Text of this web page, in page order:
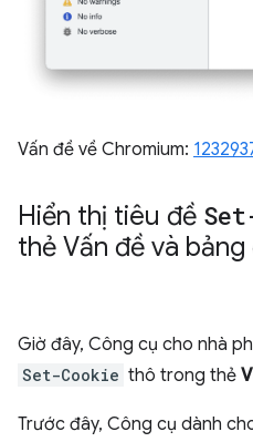
Vấn đề về Chromium:
Hiển thị tiêu đề
thẻ Vấn đề và
Giờ đây, Công cụ cho nhà
Set-Cookie thô trong thẻ
Trước đây, Công cụ dành